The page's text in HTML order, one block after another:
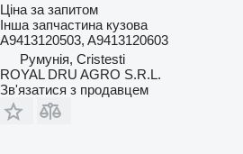
Ціна за запитом
Інша запчастина кузова
A9413120503, A9413120603
Румунія, Cristesti
ROYAL DRU AGRO S.R.L.
Зв'язатися з продавцем